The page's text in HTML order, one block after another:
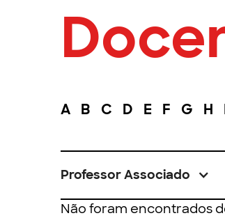
A B C D E F G H
Professor Associado
Não foram encontrados